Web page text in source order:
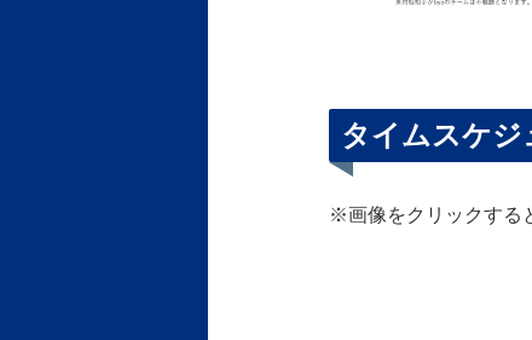
タイムスケジ
※画像をクリックする